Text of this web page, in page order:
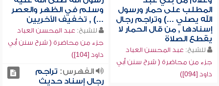
المطلب على حمار ورسول
الله يصلي ...) وتراجم رجال
إسنادها , من قال الحمار لا
يقطع الصلاة
للشيخ: عبد المحسن العباد
جزء من محاضرة ( شرح سنن أبي
داود [094])
وسلم في الظهر والعصر
...) , تخفيف الأخريين
للشيخ: عبد المحسن العباد
جزء من محاضرة ( شرح سنن أبي
داود [104])
الفهرس: تراجم
رجال إسناد حديث